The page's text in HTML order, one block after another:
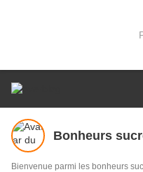
Bonheurs
Bienvenue parmi les bonheurs